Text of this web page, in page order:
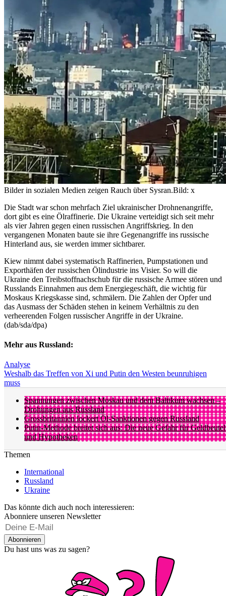
Bilder in sozialen Medien zeigen Rauch über Sysran.Bild: x
Die Stadt war schon mehrfach Ziel ukrainischer Drohnenangriffe,
dort gibt es eine Ölraffinerie. Die Ukraine verteidigt sich seit mehr
als vier Jahren gegen einen russischen Angriffskrieg. In den
vergangenen Monaten baute sie ihre Gegenangriffe ins russische
Hinterland aus, sie werden immer sichtbarer.
Kiew nimmt dabei systematisch Raffinerien, Pumpstationen und
Exporthäfen der russischen Ölindustrie ins Visier. So will die
Ukraine den Treibstoffnachschub für die russische Armee stören und
Russlands Einnahmen aus dem Energiegeschäft, die wichtig für
Moskaus Kriegskasse sind, schmälern. Die Zahlen der Opfer und
das Ausmass der Schäden stehen in keinem Verhältnis zu den
verheerenden Folgen russischer Angriffe in der Ukraine.
(dab/sda/dpa)
Mehr aus Russland:
Analyse
Weshalb das Treffen von Xi und Putin den Westen beunruhigen
muss
Spannungen zwischen Moskau und dem Baltikum wachsen –
Drohungen aus Russland
Grossbritannien lockert Öl-Sanktionen gegen Russland
Putin-Methode breitet sich aus: Die neue Gefahr für Geldbeutel
und Hypotheken
Themen
International
Russland
Ukraine
Das könnte dich auch noch interessieren:
Abonniere unseren Newsletter
Abonnieren
Du hast uns was zu sagen?